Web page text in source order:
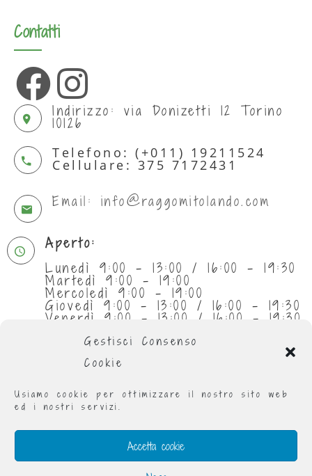
Gestisci Consenso
Cookie
Usiamo cookie per ottimizzare il nostro sito web
ed i nostri servizi.
Accetta cookie
Contatti
Indirizzo: via Donizetti 12 Torino
10126
Telefono: (+011) 19211524
Cellulare: 375 7172431
Email: info@raggomitolando.com
Aperto:
Lunedì 9:00 - 13:00 / 16:00 - 19:30
Martedì 9:00 - 19:00
Mercoledì 9:00 - 19:00
Giovedì 9:00 - 13:00 / 16:00 - 19:30
Venerdì 9:00 - 13:00 / 16:00 - 19:30